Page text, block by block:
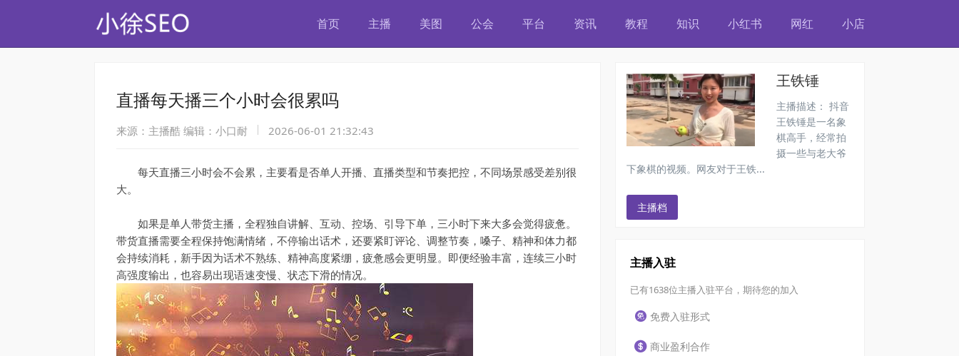
首页
首页
主播
主播
美图
美图
公会
公会
平台
平台
资讯
资讯
教程
教程
知识
知识
小红书
小红书
网红
网红
小店
小店
直播每天播三个小时会很累吗
来源：主播酷 编辑：小口耐 2026-06-01 21:32:43
每天直播三小时会不会累，主要看是否单人开播、直播类型和节奏把控，不同场景感受差别很
大。
如果是单人带货主播，全程独自讲解、互动、控场、引导下单，三小时下来大多会觉得疲惫。
带货直播需要全程保持饱满情绪，不停输出话术，还要紧盯评论、调整节奏，嗓子、精神和体力都
会持续消耗，新手因为话术不熟练、精神高度紧绷，疲惫感会更明显。即便经验丰富，连续三小时
高强度输出，也容易出现语速变慢、状态下滑的情况。
王铁锤
主播描述： 抖音
王铁锤是一名象
棋高手，经常拍
摄一些与老大爷
下象棋的视频。网友对于王铁...
主播档
主播入驻
已有1638位主播入驻平台，期待您的加入
免费入驻形式
商业盈利合作